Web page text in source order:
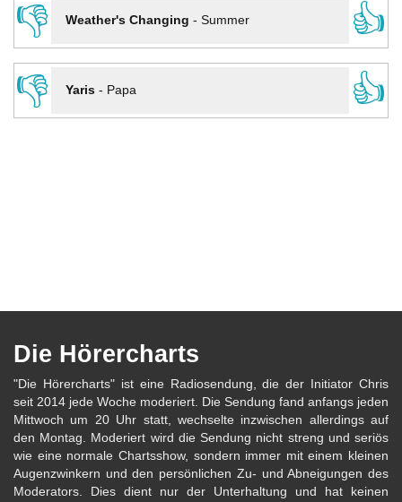
👎
Weather's Changing - Summer
👍
👎
Yaris- Papa 👍
Die Hörercharts
"Die Hörercharts" ist eine Radiosendung, die der Initiator Chris
seit 2014 jede Woche moderiert. Die Sendung fand anfangs jeden
Mittwoch um 20 Uhr statt, wechselte inzwischen allerdings auf
den Montag. Moderiert wird die Sendung nicht streng und seriös
wie eine normale Chartsshow, sondern immer mit einem kleinen
Augenzwinkern und den persönlichen Zu- und Abneigungen des
Moderators. Dies dient nur der Unterhaltung und hat keinen